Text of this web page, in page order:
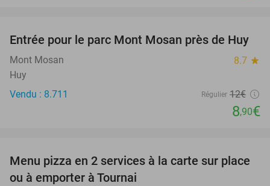
26%
Entrée pour le parc Mont Mosan près de Huy
Mont Mosan 8.7 star
Huy
Vendu : 8.711
Régulier 12€
8,90€
34%
Menu pizza en 2 services à la carte sur place
ou à emporter à Tournai